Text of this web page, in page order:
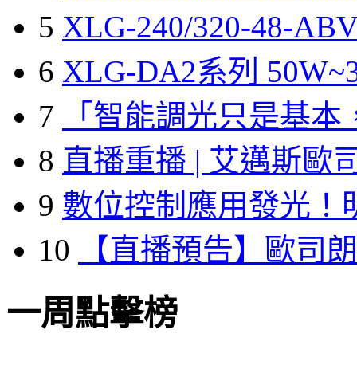
5 XLG-240/320-48-
6 XLG-DA2系列
7
「智能調光只是基本
8 直播重播 | 艾邁斯歐
9 數位控制應用發光！
10
【直播預告】歐司
一周點擊榜